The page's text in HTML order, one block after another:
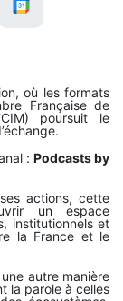
où les formats
Française de
poursuit le
: Podcasts by
actions, cette
un espace
institutionnels et
la France et le
autre manière
la parole à celles